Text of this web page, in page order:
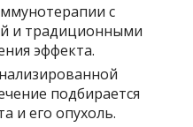
с
и традиционными
эффекта.
подбирается
и его опухоль.